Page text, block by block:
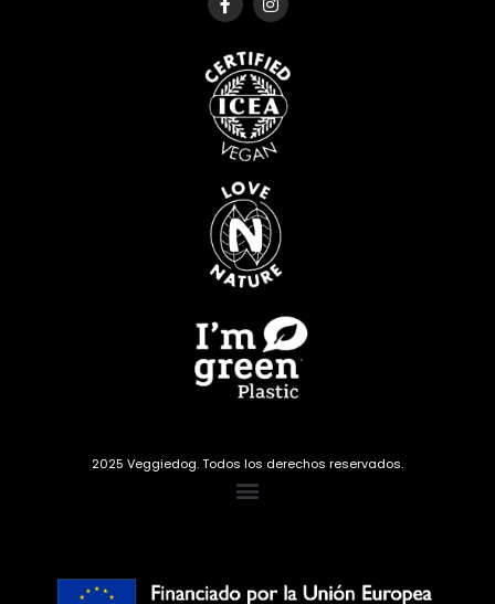
2025 Veggiedog. Todos los derechos reservados.